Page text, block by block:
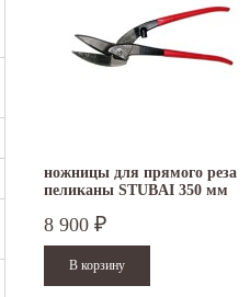
ножницы для прямого реза
пеликаны STUBAI 350 мм
8 900 ₽